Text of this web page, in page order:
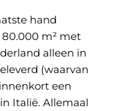
hand
m² met
alleen in
(waarvan
een
Italië. Allemaal